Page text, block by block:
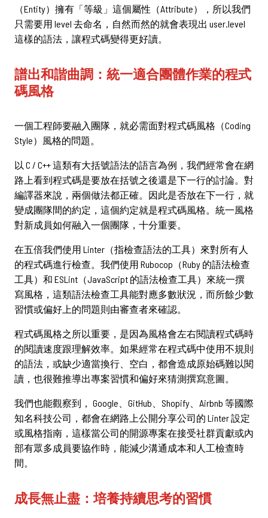
（Entity）擁有「等級」這個屬性（Attribute），所以我們
只需要用 level 去命名，自然而然的就會表現出 user.level
這樣的語法，讓程式碼變得更好讀。
譜出和諧曲調：統一適合團體作業的程式
碼風格
一個工程師要融入團隊，就必需面對程式碼風格（Coding
Style）風格的問題。
以 C / C++ 這類有大括號語法的語言為例，我們經常會在網
路上看到程式碼是要放在括號之後還是下一行的討論。對
編譯器來說，兩個做法都正確。因此是否放在下一行，就
變成團隊間的約定，這個約定就是程式碼風格。統一風格
對新成員如何融入一個團隊，十分重要。
在五倍我們使用 Linter（指檢查語法的工具）來對所有人
的程式碼進行檢查。我們使用 Rubocop（Ruby 的語法檢查
工具）和 ESLint（JavaScript 的語法檢查工具）來統一撰
寫風格，這類語法檢查工具能對應多數狀況，而所餘少數
習慣或偏好上的問題則由審查者來確認。
程式碼風格之所以重要，是因為風格會左右閱讀程式碼時
的閱讀速度跟理解效率。如果經常在程式碼中使用不規則
的語法，或缺少適當換行、空白，都會造成原始碼難以閱
讀，也很難推導出專案習慣和偏好來猜測撰寫意圖。
我們也能觀察到， Google、GitHub、Shopify、Airbnb 等國際
知名科技公司，都會在網路上公開分享公司的 Linter 設定
或風格指南，這樣當公司的開源專案在接受社群貢獻或內
部有眾多成員要協作時，能減少溝通成本和人工檢查時
間。
成長無止盡：培養持續思考的習慣